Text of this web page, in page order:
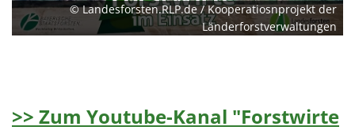
© Landesforsten.RLP.de / Kooperatiosnprojekt der
Länderforstverwaltungen
>> Zum Youtube-Kanal "Forstwirte